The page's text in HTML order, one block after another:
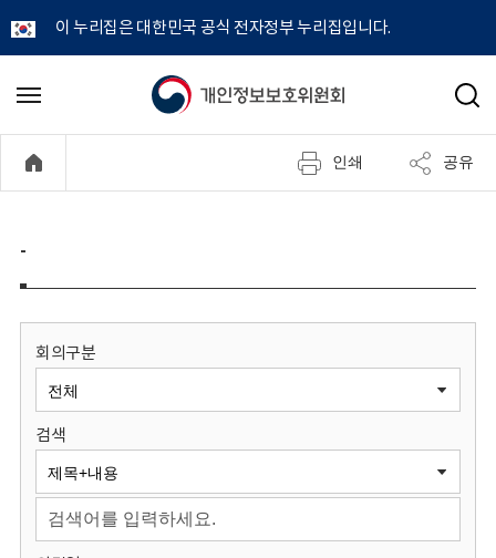
이 누리집은 대한민국 공식 전자정부 누리집입니다.
개
정
보
원
회
메
기
검
인쇄 공유
-
회의구분
검색